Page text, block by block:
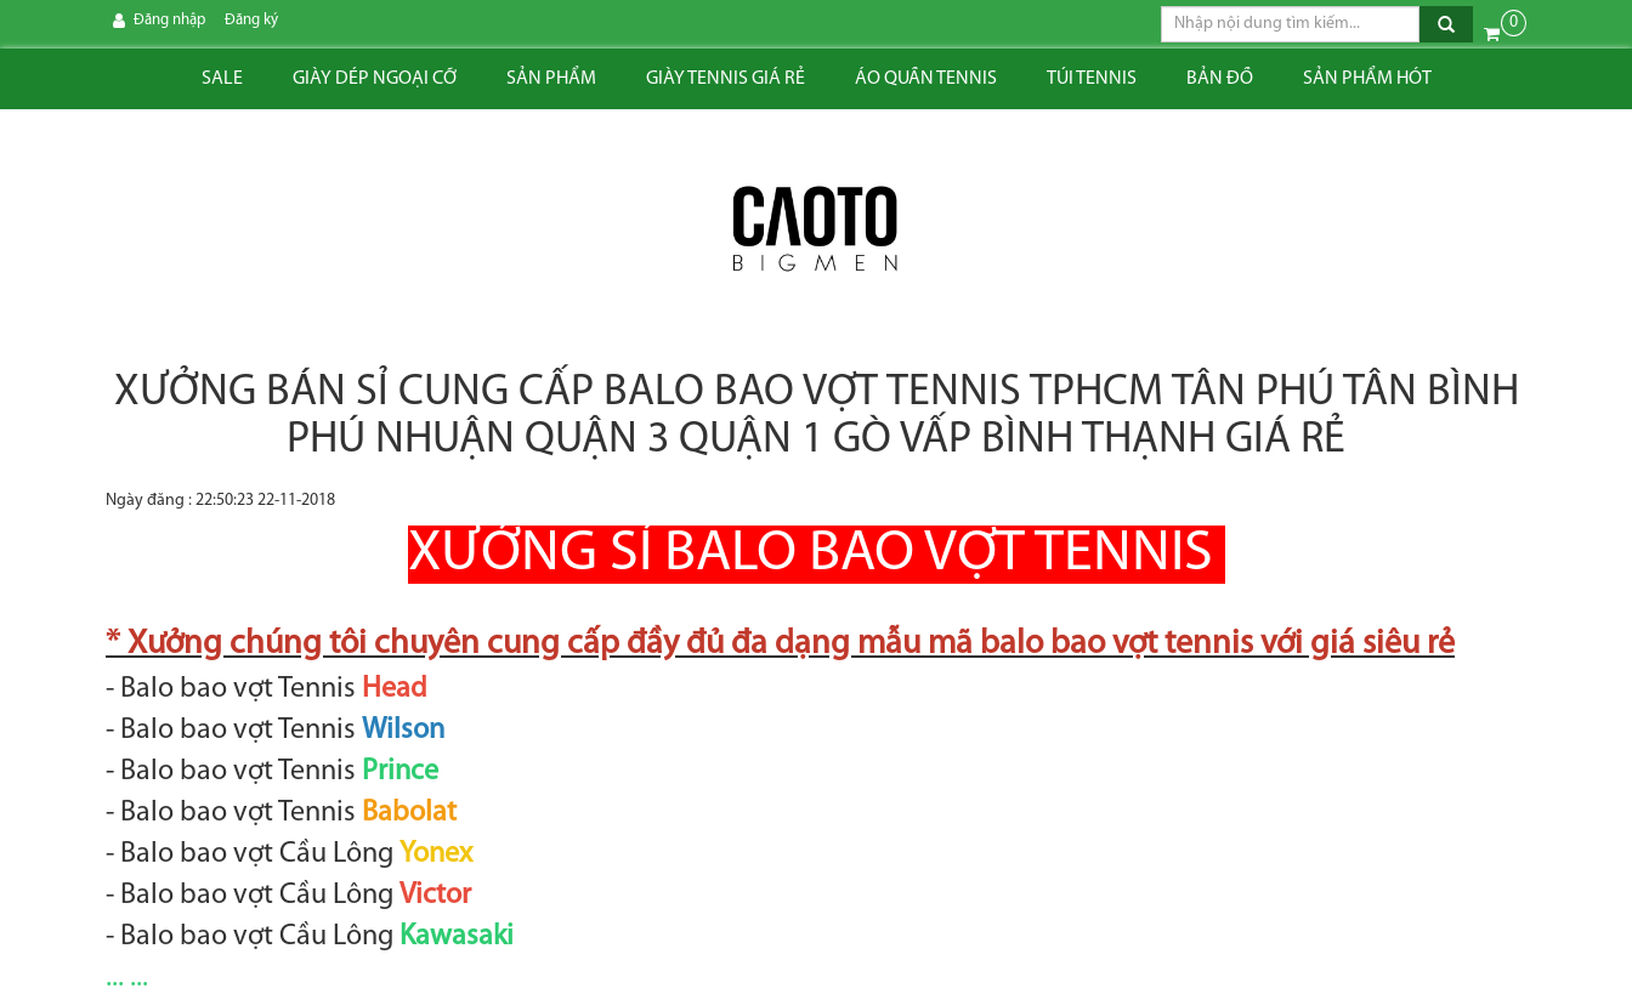
Đăng nhập Đăng ký 0
SALE GIÀY DÉP NGOẠI CỠ SẢN PHẨM GIÀY TENNIS GIÁ RẺ ÁO QUẦN TENNIS TÚI TENNIS BẢN ĐỒ SẢN PHẨM HÓT
XƯỞNG BÁN SỈ CUNG CẤP BALO BAO VỢT TENNIS TPHCM TÂN PHÚ TÂN BÌNH
PHÚ NHUẬN QUẬN 3 QUẬN 1 GÒ VẤP BÌNH THẠNH GIÁ RẺ
Ngày đăng : 22:50:23 22-11-2018
XƯỞNG SỈ BALO BAO VỢT TENNIS
* Xưởng chúng tôi chuyên cung cấp đầy đủ đa dạng mẫu mã balo bao vợt tennis với giá siêu rẻ
- Balo bao vợt Tennis Head
- Balo bao vợt Tennis Wilson
- Balo bao vợt Tennis Prince
- Balo bao vợt Tennis Babolat
- Balo bao vợt Cầu Lông Yonex
- Balo bao vợt Cầu Lông Victor
- Balo bao vợt Cầu Lông Kawasaki
... ...